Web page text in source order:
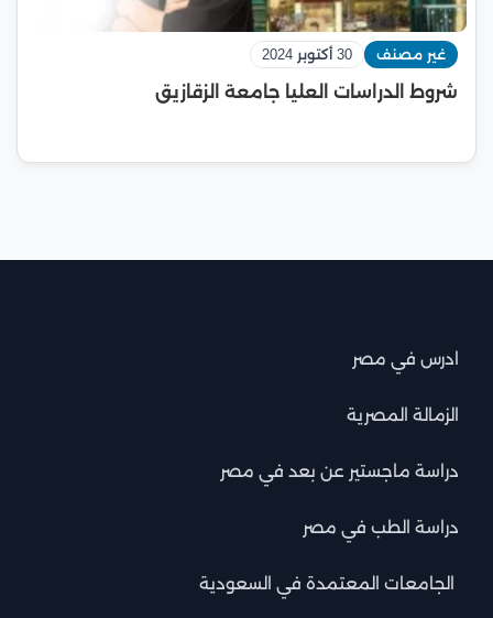
غير مصنف 30 أكتوبر 2024
شروط الدراسات العليا جامعة الزقازيق
ادرس في مصر
الزمالة المصرية
دراسة ماجستير عن بعد في مصر
دراسة الطب في مصر
الجامعات المعتمدة في السعودية